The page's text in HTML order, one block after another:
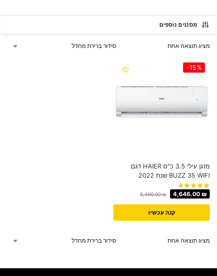
מסננים נוספים
מציג תוצאה אחת
-15%
מזגן עילי 3.5 כ"ס HAIER דגם
BUZZ 35 WIFI שנת 2022
5,490.00₪ 4,646.00 ₪
קנה עכשיו
מציג תוצאה אחת